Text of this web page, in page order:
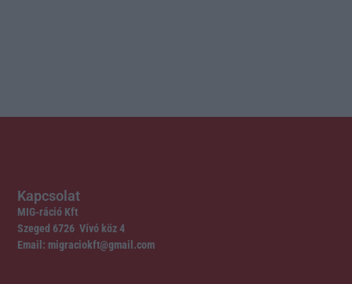
Kapcsolat
MIG-ráció Kft
Szeged 6726 Vívó köz 4
Email: migraciokft@gmail.com